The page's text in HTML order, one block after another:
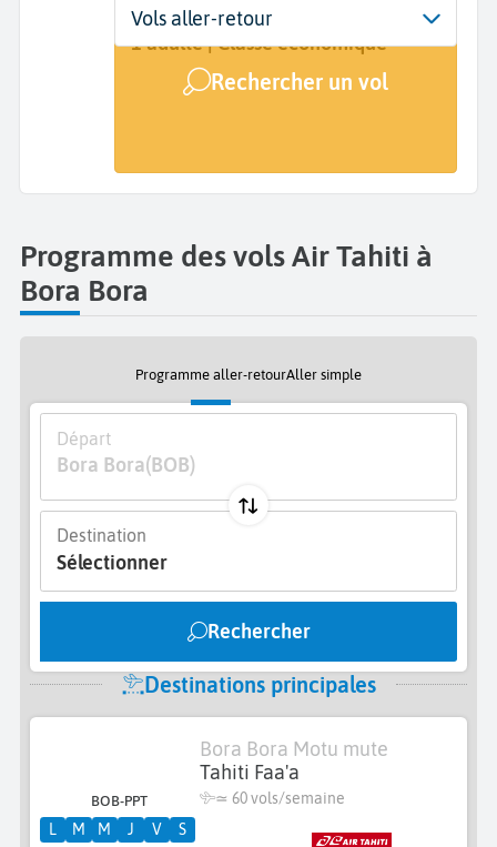
Départ
Bora Bora Motu mute (BOB)
Dates
Dates de votre voyage
Voyageurs | Classe
1 adulte | Classe économique
Rechercher un vol
Vols aller-retour
Programme des vols Air Tahiti à
Bora Bora
Programme aller-retourAller simple
Départ
Bora Bora(BOB)
Destination
Sélectionner
Rechercher
Destinations principales
BOB-PPT
Bora Bora Motu mute
Tahiti Faa'a
≃ 60 vols/semaine
L M M J V S